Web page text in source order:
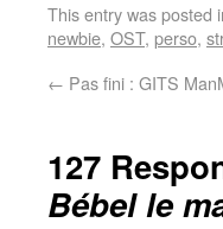
This entry was posted
newbie, OST, perso,
← Pas fini : GITS
127
Bébel le